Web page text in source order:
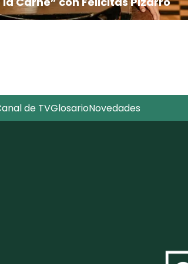
restaurantes y puestos al paso
de TVGlosarioNovedades